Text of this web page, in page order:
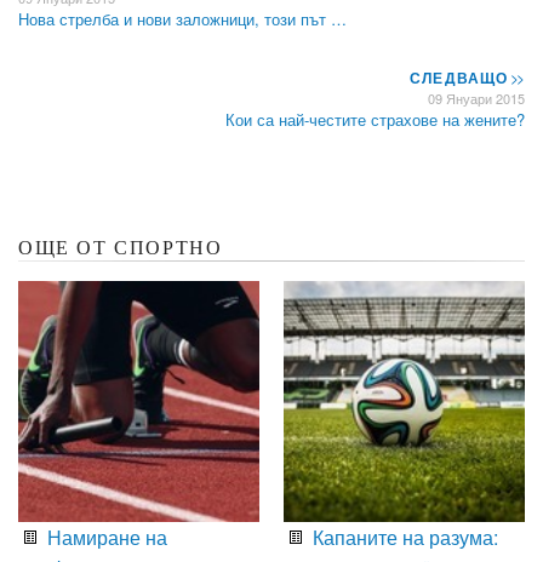
Нова стрелба и нови заложници, този път …
СЛЕДВАЩО>>
09 Януари 2015
Кои са най-честите страхове на жените?
ОЩЕ ОТ СПОРТНО
Намиране на
Капаните на разума: